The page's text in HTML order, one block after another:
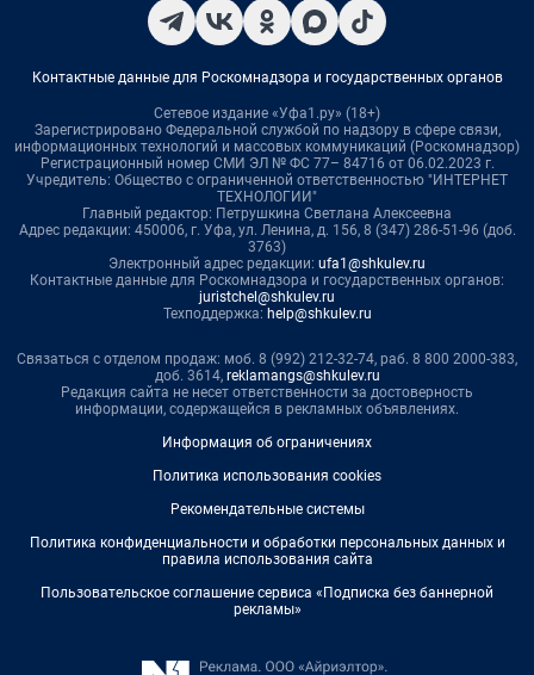
Контактные данные для Роскомнадзора и государственных органов
Сетевое издание «Уфа1.ру» (18+)
Зарегистрировано Федеральной службой по надзору в сфере связи,
информационных технологий и массовых коммуникаций (Роскомнадзор)
Регистрационный номер СМИ ЭЛ № ФС 77– 84716 от 06.02.2023 г.
Учредитель: Общество с ограниченной ответственностью "ИНТЕРНЕТ
ТЕХНОЛОГИИ"
Главный редактор: Петрушкина Светлана Алексеевна
Адрес редакции: 450006, г. Уфа, ул. Ленина, д. 156, 8 (347) 286-51-96 (доб.
3763)
Электронный адрес редакции: ufa1@shkulev.ru
Контактные данные для Роскомнадзора и государственных органов:
juristchel@shkulev.ru
Техподдержка: help@shkulev.ru
Связаться с отделом продаж: моб. 8 (992) 212-32-74, раб. 8 800 2000-383,
доб. 3614, reklamangs@shkulev.ru
Редакция сайта не несет ответственности за достоверность
информации, содержащейся в рекламных объявлениях.
Информация об ограничениях
Политика использования cookies
Рекомендательные системы
Политика конфиденциальности и обработки персональных данных и
правила использования сайта
Пользовательское соглашение сервиса «Подписка без баннерной
рекламы»